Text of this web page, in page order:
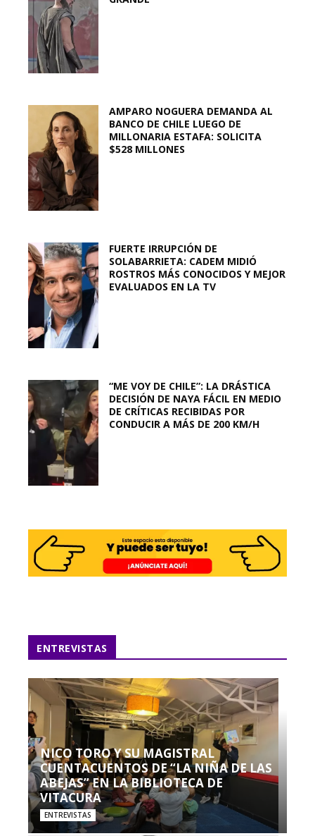
AMPARO NOGUERA DEMANDA AL
BANCO DE CHILE LUEGO DE
MILLONARIA ESTAFA: SOLICITA
$528 MILLONES
FUERTE IRRUPCIÓN DE
SOLABARRIETA: CADEM MIDIÓ
ROSTROS MÁS CONOCIDOS Y MEJOR
EVALUADOS EN LA TV
“ME VOY DE CHILE”: LA DRÁSTICA
DECISIÓN DE NAYA FÁCIL EN MEDIO
DE CRÍTICAS RECIBIDAS POR
CONDUCIR A MÁS DE 200 KM/H
ENTREVISTAS
NICO TORO Y SU MAGISTRAL
CUENTACUENTOS DE “LA NIÑA DE LAS
ABEJAS” EN LA BIBLIOTECA DE
VITACURA
ENTREVISTAS